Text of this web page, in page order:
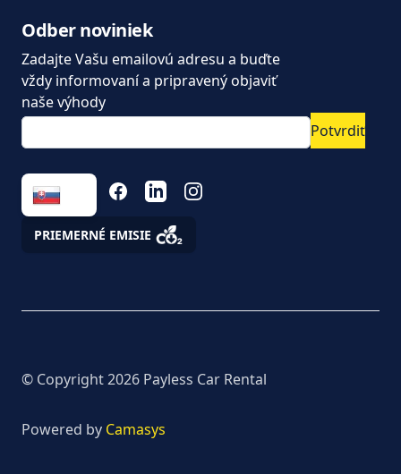
Nové autá dostupné
Ušetrite na dlhodobom
Asistencia
osobných údajov
Odber noviniek
Zadajte Vašu emailovú adresu a buďte
vždy informovaní a pripravený objaviť
naše výhody
Potvrdiť
FACEBOOKLINKEDININSTAGRAM
PRIEMERNÉ EMISIE
© Copyright2026 Payless Car Rental
Powered by Camasys